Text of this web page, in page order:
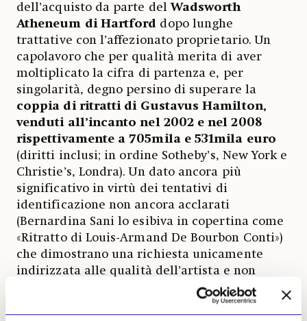
dell’acquisto da parte delWadsworth
Atheneum di Hartford dopo lunghe
trattative con l’affezionato proprietario. Un
capolavoro che per qualità merita di aver
moltiplicato la cifra di partenza e, per
singolarità, degno persino di superare la
coppia di ritratti di Gustavus Hamilton,
venduti all’incanto nel 2002 e nel 2008
rispettivamente a 705mila e 531mila euro
(diritti inclusi; in ordine Sotheby’s, New York e
Christie’s, Londra). Un dato ancora più
significativo in virtù dei tentativi di
identificazione non ancora acclarati
(Bernardina Sani lo esibiva in copertina come
«Ritratto di Louis-Armand De Bourbon Conti»)
che dimostrano una richiesta unicamente
indirizzata alle qualità dell’artista e non
all’effigiato, rimasto uno sconosciuto,